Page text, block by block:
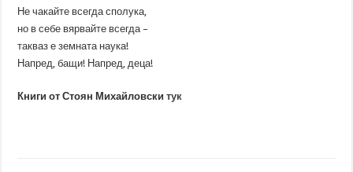
Не чакайте всегда сполука,
но в себе вярвайте всегда –
такваз е земната наука!
Напред, бащи! Напред, деца!
Книги от Стоян Михайловскитук